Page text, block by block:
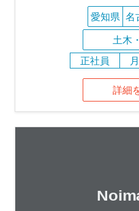
愛知県 名
土木
正社員
詳細